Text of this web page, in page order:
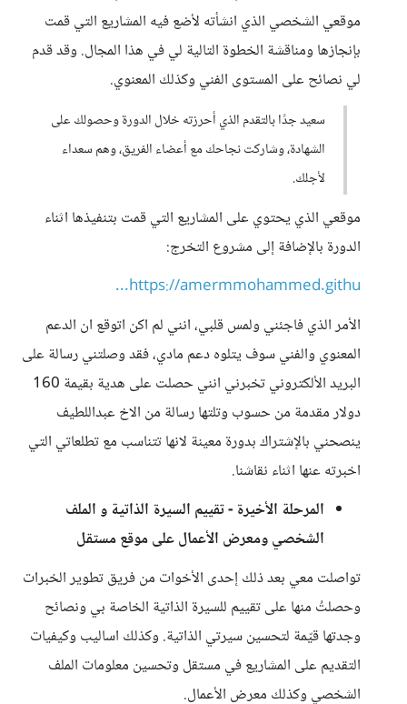
موقعي الشخصي الذي انشأته لأضع فيه المشاريع التي قمت
بإنجازها ومناقشة الخطوة التالية لي في هذا المجال. وقد قدم
لي نصائح على المستوى الفني وكذلك المعنوي.
سعيد جدًا بالتقدم الذي أحرزته خلال الدورة وحصولك على
الشهادة، وشاركت نجاحك مع أعضاء الفريق، وهم سعداء
لأجلك.
موقعي الذي يحتوي على المشاريع التي قمت بتنفيذها اثناء
الدورة بالإضافة إلى مشروع التخرج:
https://amermmohammed.githu...
الأمر الذي فاجئني ولمس قلبي، انني لم اكن اتوقع ان الدعم
المعنوي والفني سوف يتلوه دعم مادي، فقد وصلتني رسالة على
البريد الألكتروني تخبرني انني حصلت على هدية بقيمة 160
دولار مقدمة من حسوب وتلتها رسالة من الاخ عبداللطيف
ينصحني بالإشتراك بدورة معينة لانها تتناسب مع تطلعاتي التي
اخبرته عنها اثناء نقاشنا.
المرحلة الأخيرة - تقييم السيرة الذاتية و الملف
الشخصي ومعرض الأعمال على موقع مستقل
تواصلت معي بعد ذلك إحدى الأخوات من فريق تطوير الخبرات
وحصلتُ منها على تقييم للسيرة الذاتية الخاصة بي ونصائح
وجدتها قيّمة لتحسين سيرتي الذاتية. وكذلك اساليب وكيفيات
التقديم على المشاريع في مستقل وتحسين معلومات الملف
الشخصي وكذلك معرض الأعمال.